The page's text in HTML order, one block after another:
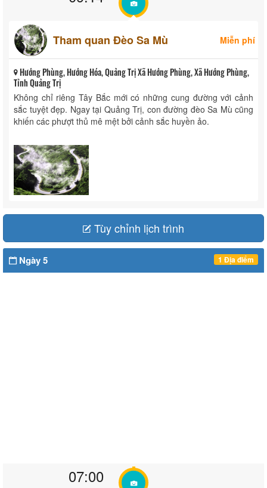
Tham quan Đèo Sa Mù Miễn phí
Hướng Phùng, Hướng Hóa, Quảng Trị Xã Hướng Phùng, Xã Hướng Phùng,
Tỉnh Quảng Trị
Không chỉ riêng Tây Bắc mới có những cung đường với cảnh
sắc tuyệt đẹp. Ngay tại Quảng Trị, con đường đèo Sa Mù cũng
khiến các phượt thủ mê mệt bởi cảnh sắc huyền ảo.
Tùy chỉnh lịch trình
Ngày 5 1 Địa điểm
07:00